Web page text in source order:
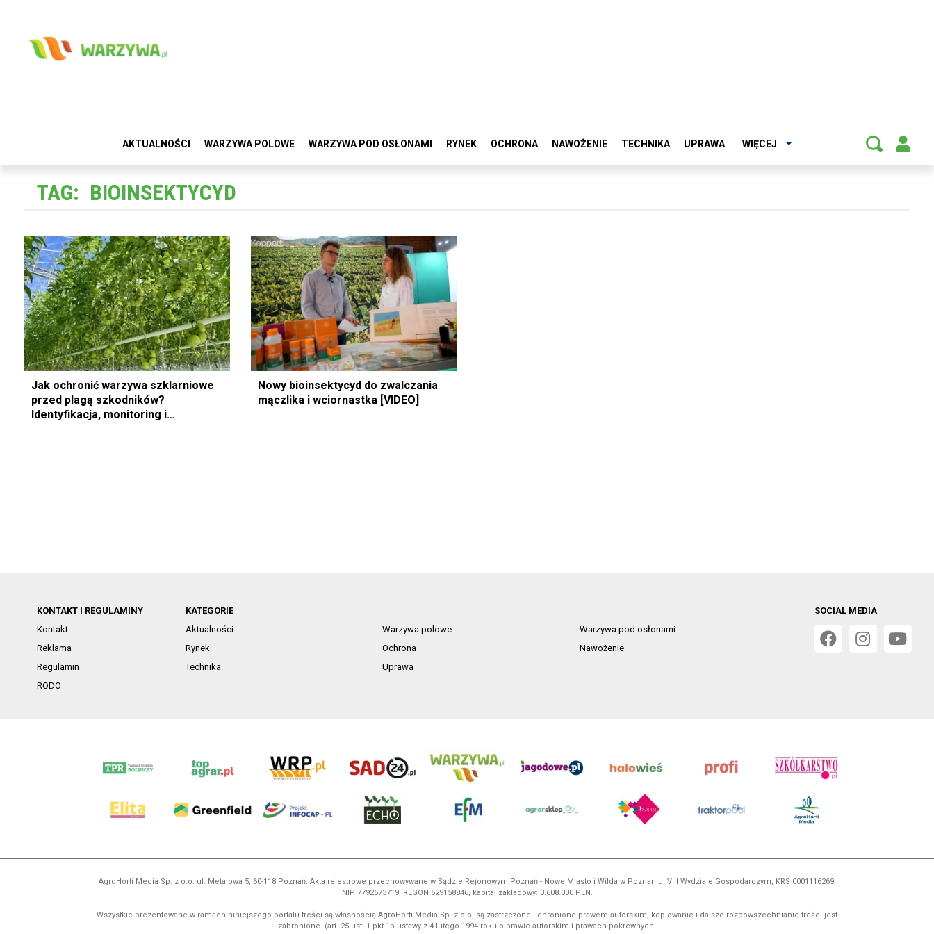
AKTUALNOŚCI WARZYWA POLOWE WARZYWA POD OSŁONAMI RYNEK OCHRONA NAWOŻENIE TECHNIKA UPRAWA WIĘCEJ
TAG: BIOINSEKTYCYD
Jak ochronić warzywa szklarniowe
przed plagą szkodników?
Identyfikacja, monitoring i
Nowy bioinsektycyd do zwalczania
mączlika i wciornastka [VIDEO]
KONTAKT I REGULAMINY
Kontakt
Reklama
Regulamin
RODO
KATEGORIE
Aktualności
Warzywa polowe
Warzywa pod osłonami
Rynek
Ochrona
Nawożenie
Technika
Uprawa
SOCIAL MEDIA
AgroHorti Media Sp. z o.o. ul. Metalowa 5, 60-118 Poznań. Akta rejestrowe przechowywane w Sądzie Rejonowym Poznań - Nowe Miasto i Wilda w Poznaniu, VIII Wydziale Gospodarczym, KRS 0001116269,
NIP 7792573719, REGON 529158846, kapitał zakładowy: 3.608.000 PLN.
Wszystkie prezentowane w ramach niniejszego portalu treści są własnością AgroHorti Media Sp. z o.o, są zastrzeżone i chronione prawem autorskim, kopiowanie i dalsze rozpowszechnianie treści jest
zabronione. (art. 25 ust. 1 pkt 1b ustawy z 4 lutego 1994 roku o prawie autorskim i prawach pokrewnych.